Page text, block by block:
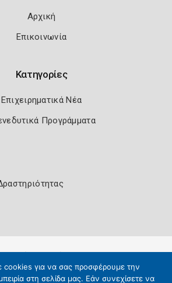
Αρχική
Επικοινωνία
Κατηγορίες
Επιχειρηματικά Νέα
Προγράμματα
cookies για να σας προσφέρουμε την
στη σελίδα μας. Εάν συνεχίσετε να
2026 Knowledge A.E.